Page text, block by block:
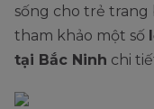
sống cho trẻ trang
tham khảo một số
tại Bắc Ninh chi